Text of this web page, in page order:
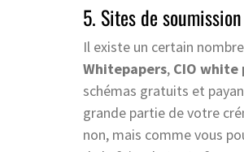
5. Sites de
Il existe un certain
Whitepapers, CIO white
schémas gratuits et
grande partie de votre
non, mais comme vous